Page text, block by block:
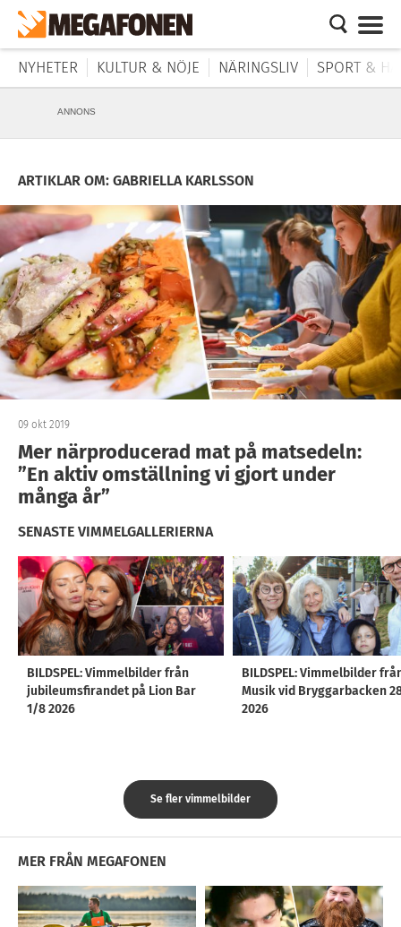
NYHETER KULTUR & NÖJE NÄRINGSLIV SPORT &
ANNONS
ARTIKLAR OM: GABRIELLA KARLSSON
09 okt 2019
Mer närproducerad mat på matsedeln:
”En aktiv omställning vi gjort under
många år”
SENASTE VIMMELGALLERIERNA
BILDSPEL: Vimmelbilder från
jubileumsfirandet på Lion Bar
1/8 2026
BILDSPEL: Vimmelbilder
Musik vid Bryggarbacken
2026
Se fler vimmelbilder
MER FRÅN MEGAFONEN